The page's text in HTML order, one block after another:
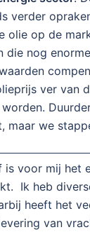
verder
olie op de
die nog
ver van
maar we
is voor mij het
Ik heb
heeft het
van